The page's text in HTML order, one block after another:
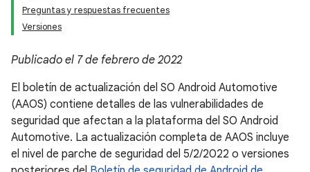
Preguntas y respuestas frecuentes
Versiones
Publicado el 7 de febrero de 2022
El boletín de actualización del SO Android Automotive
(AAOS) contiene detalles de las vulnerabilidades de
seguridad que afectan a la plataforma del SO Android
Automotive. La actualización completa de AAOS incluye
el nivel de parche de seguridad del 5/2/2022 o versiones